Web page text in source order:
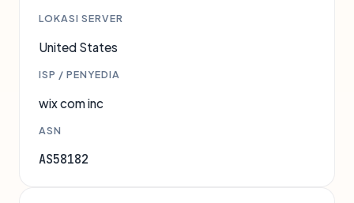
LOKASI SERVER
United States
ISP / PENYEDIA
wix com inc
ASN
AS58182